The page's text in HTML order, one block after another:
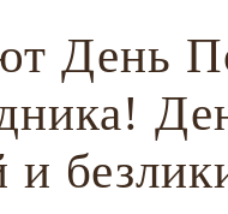
День
и